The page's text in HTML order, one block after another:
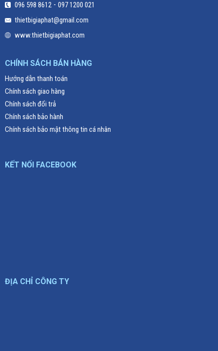
096 598 8612- 097 1200 021
thietbigiaphat@gmail.com
www.thietbigiaphat.com
CHÍNH SÁCH BÁN HÀNG
Hướng dẫn thanh toán
Chính sách giao hàng
Chính sách đổi trả
Chính sách bảo hành
Chính sách bảo mật thông tin cá nhân
KẾT NỐI FACEBOOK
ĐỊA CHỈ CÔNG TY